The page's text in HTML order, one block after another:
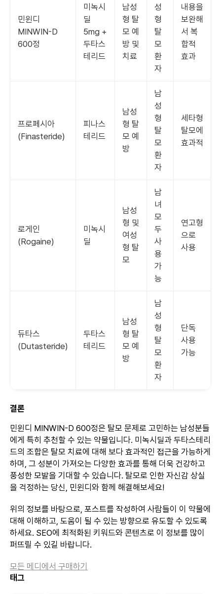
태그
민윈디
MINWIN-D
600정
미녹시
딜
5mg +
두타스
테리드
남성
형 탈
모 예
방 및
치료
성
형
탈
모
환
자
내용을
보완해
서 복
합적
효과
프로페시아
(Finasteride)
피나스
테리드
남성
형 탈
모 예
방
남
성
형
탈
모
환
자
세타형
탈모에
효과적
로게인
(Rogaine)
미녹시
딜
남성
형 및
여성
형 탈
모
남
녀
모
두
사
용
가
능
연고형
으로
사용
듀타스
(Dutasteride)
두타스
테리드
남성
형 탈
모 예
방
남
성
형
탈
모
환
자
단독
사용
가능
결론
민윈디 MINWIN-D 600정은 탈모 문제로 고민하는 남성분들
에게 특히 추천할 수 있는 약물입니다. 미녹시딜과 두타스테리
드의 조합은 탈모 치료에 대해 보다 효과적인 접근을 가능하게
하며, 그 성분이 가져오는 다양한 효과를 통해 더욱 건강하고
풍성한 모발을 기대할 수 있습니다. 탈모로 인한 자신감 상실
을 걱정하는 당신, 민윈디와 함께 해결해보세요!
위의 정보를 바탕으로, 포스트를 작성하여 사람들이 이 약물에
대해 이해하고, 도움이 될 수 있는 방향으로 유도할 수 있도록
하세요. SEO에 최적화된 키워드와 콘텐츠로 이 정보를 많이
퍼뜨릴 수 있길 바랍니다.
모든 메디에서 구매하기